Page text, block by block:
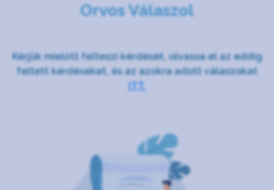
Orvos Válaszol
Kérjük mielőtt felteszi kérdését, olvassa el az eddig
feltett kérdéseket, és az azokra adott válaszokat
ITT.